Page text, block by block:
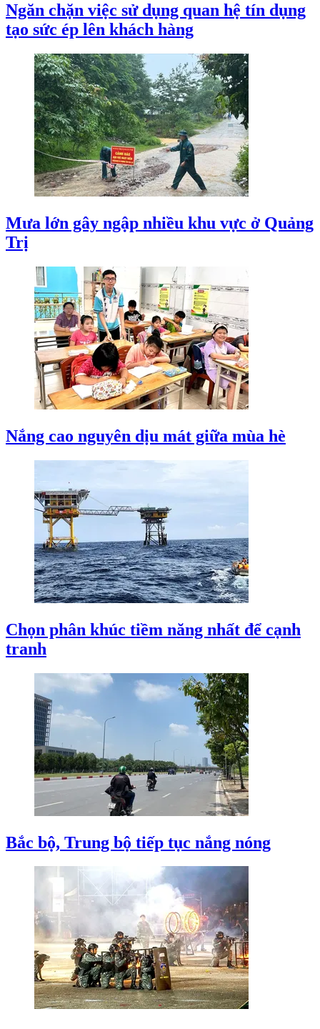
Ngăn chặn việc sử dụng quan hệ tín dụng
tạo sức ép lên khách hàng
Mưa lớn gây ngập nhiều khu vực ở Quảng
Trị
Nắng cao nguyên dịu mát giữa mùa hè
Chọn phân khúc tiềm năng nhất để cạnh
tranh
Bắc bộ, Trung bộ tiếp tục nắng nóng